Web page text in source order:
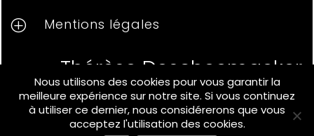
P Mentions légales
Thérèse Descheemaeker,
Photographe
2024, Thérèse Descheemaeker, tous
Nous utilisons des cookies pour vous garantir la
meilleure expérience sur notre site. Si vous continuez
à utiliser ce dernier, nous considérerons que vous
acceptez l'utilisation des cookies.